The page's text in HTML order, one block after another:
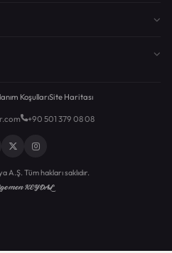
KoşullarıSite Haritası
+90 501 379 08 08
A.Ş. Tüm hakları saklıdır.
KEYDAL